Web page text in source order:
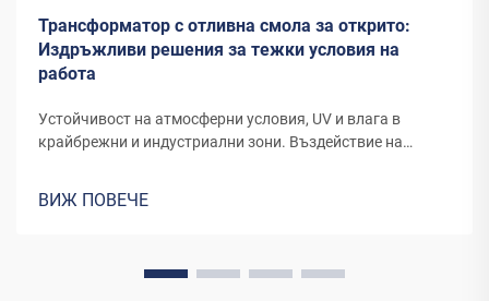
Трансформатор с отливна смола за открито:
Издръжливи решения за тежки условия на
работа
Устойчивост на атмосферни условия, UV и влага в
крайбрежни и индустриални зони. Въздействие на
поставени навън в крайбрежни райони или
ВИЖ ПОВЕЧЕ